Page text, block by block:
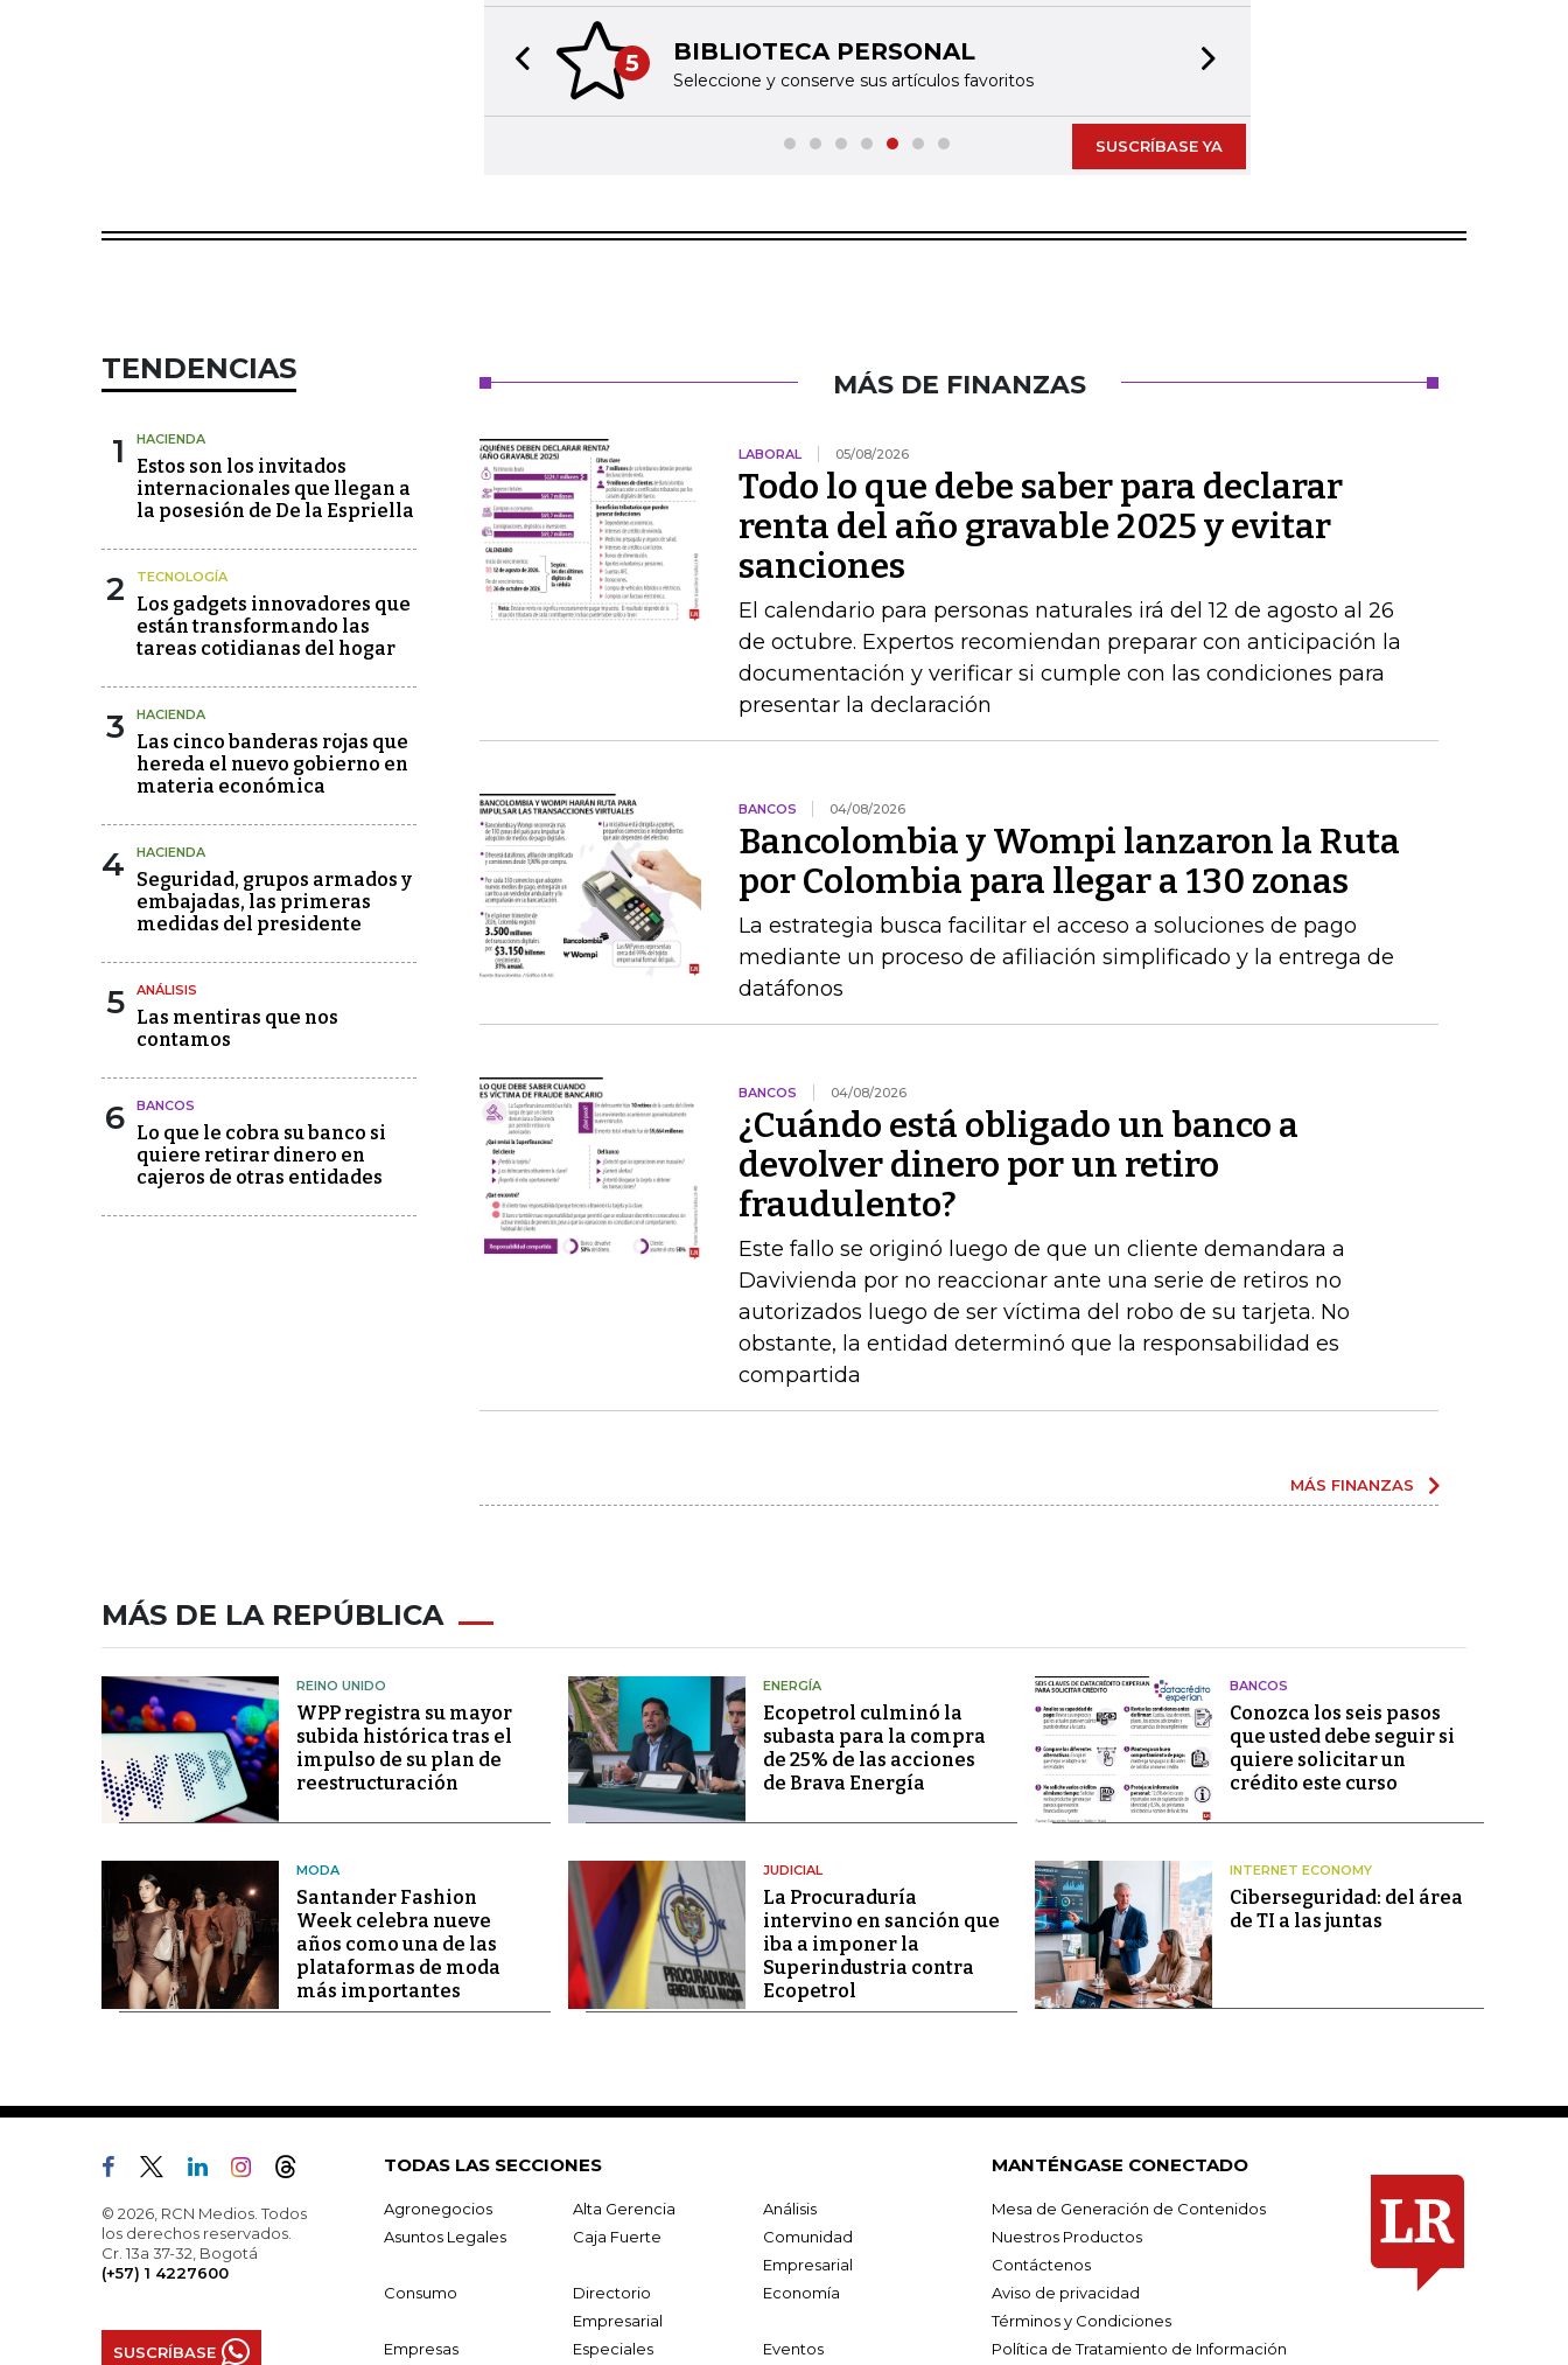
5 BIBLIOTECA PERSONAL
Seleccione y conserve sus artículos favoritos
Previous slide
SUSCRÍBASE YA
TENDENCIAS
1 HACIENDA
Estos son los invitados
internacionales que llegan a
la posesión de De la Espriella
2 TECNOLOGÍA
Los gadgets innovadores que
están transformando las
tareas cotidianas del hogar
3 HACIENDA
Las cinco banderas rojas que
hereda el nuevo gobierno en
materia económica
4 HACIENDA
Seguridad, grupos armados y
embajadas, las primeras
medidas del presidente
5 ANÁLISIS
Las mentiras que nos
contamos
6 BANCOS
Lo que le cobra su banco si
quiere retirar dinero en
cajeros de otras entidades
MÁS DE FINANZAS
LABORAL 05/08/2026
Todo lo que debe saber para declarar
renta del año gravable 2025 y evitar
sanciones
El calendario para personas naturales irá del 12 de agosto al 26
de octubre. Expertos recomiendan preparar con anticipación la
documentación y verificar si cumple con las condiciones para
presentar la declaración
BANCOS 04/08/2026
Bancolombia y Wompi lanzaron la Ruta
por Colombia para llegar a 130 zonas
La estrategia busca facilitar el acceso a soluciones de pago
mediante un proceso de afiliación simplificado y la entrega de
datáfonos
BANCOS 04/08/2026
¿Cuándo está obligado un banco a
devolver dinero por un retiro
fraudulento?
Este fallo se originó luego de que un cliente demandara a
Davivienda por no reaccionar ante una serie de retiros no
autorizados luego de ser víctima del robo de su tarjeta. No
obstante, la entidad determinó que la responsabilidad es
compartida
MÁS FINANZAS
MÁS DE LA REPÚBLICA
REINO UNIDO
WPP registra su mayor
subida histórica tras el
impulso de su plan de
reestructuración
ENERGÍA
Ecopetrol culminó la
subasta para la compra
de 25% de las acciones
de Brava Energía
BANCOS
Conozca los seis pasos
que usted debe seguir si
quiere solicitar un
crédito este curso
MODA
Santander Fashion
Week celebra nueve
años como una de las
plataformas de moda
más importantes
JUDICIAL
La Procuraduría
intervino en sanción que
iba a imponer la
Superindustria contra
Ecopetrol
INTERNET ECONOMY
Ciberseguridad: del área
de TI a las juntas
© 2026, RCN Medios. Todos
los derechos reservados.
Cr. 13a 37-32, Bogotá
(+57) 1 4227600
SUSCRÍBASE
TODAS LAS SECCIONES
Agronegocios Alta Gerencia
Análisis
Asuntos Legales
Caja Fuerte
Comunidad
Empresarial
Consumo
Directorio
Empresarial
Economía
Empresas Especiales Eventos
MANTÉNGASE CONECTADO
Mesa de Generación de Contenidos
Nuestros Productos
Contáctenos
Aviso de privacidad
Términos y Condiciones
Política de Tratamiento de Información